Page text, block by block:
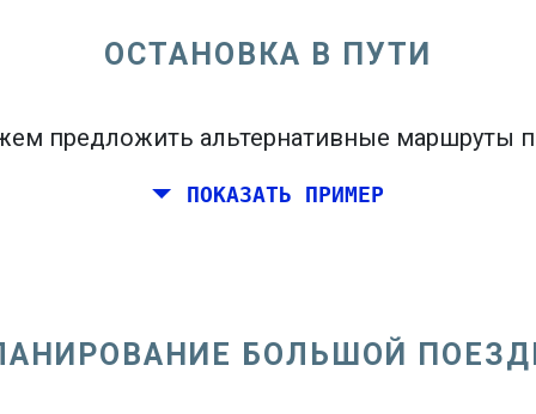
или
ОСТАНОВКА В ПУТИ
предложить альтернативные маршруты
ПОКАЗАТЬ ПРИМЕР
БОЛЬШОЙ